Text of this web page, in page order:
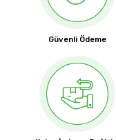
Güvenli Ödeme